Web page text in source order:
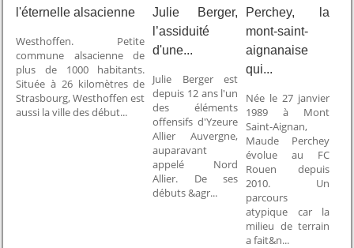
l'éternelle alsacienne
Westhoffen. Petite
commune alsacienne de
plus de 1000 habitants.
Située à 26 kilomètres de
Strasbourg, Westhoffen est
aussi la ville des début...
Julie Berger,
l’assiduité
d'une...
Julie Berger est
depuis 12 ans l'un
des éléments
offensifs d'Yzeure
Allier Auvergne,
auparavant
appelé Nord
Allier. De ses
débuts &agr...
Perchey, la
mont-saint-
aignanaise
qui...
Née le 27 janvier
1989 à Mont
Saint-Aignan,
Maude Perchey
évolue au FC
Rouen depuis
2010. Un
parcours
atypique car la
milieu de terrain
a fait&n...